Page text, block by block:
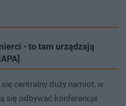
- to tam urządzają
centralny duży namiot, w
się odbywać konferencje